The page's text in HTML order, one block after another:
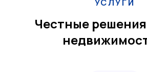
УСЛУГИ
Честные